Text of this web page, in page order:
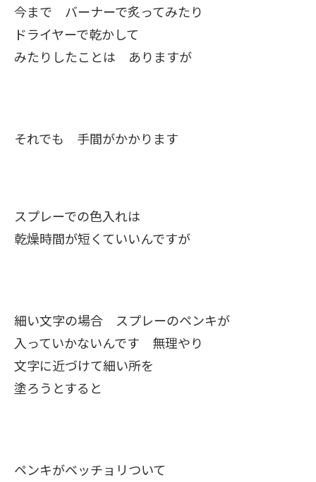
今まで バーナーで炙ってみたり
ドライヤーで乾かして
みたりしたことは ありますが
それでも 手間がかかります
スプレーでの色入れは
乾燥時間が短くていいんですが
細い文字の場合 スプレーのペンキが
入っていかないんです 無理やり
文字に近づけて細い所を
塗ろうとすると
ペンキがベッチョリついて